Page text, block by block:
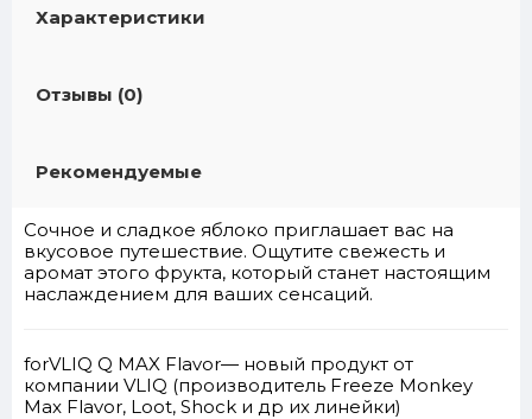
Характеристики
Отзывы (0)
Рекомендуемые
Сочное и сладкое яблоко приглашает вас на
вкусовое путешествие. Ощутите свежесть и
аромат этого фрукта, который станет настоящим
наслаждением для ваших сенсаций.
forVLIQ Q MAX Flavor— новый продукт от
компании VLIQ (производитель Freeze Monkey
Max Flavor, Loot, Shock и др их линейки)